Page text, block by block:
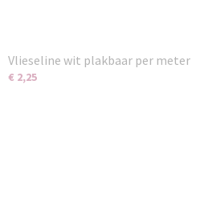
Vlieseline wit plakbaar per meter
€ 2,25